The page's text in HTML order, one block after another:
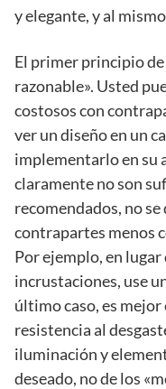
y elegante, y al
El primer principio
razonable». Usted
costosos con
ver un diseño en un
implementarlo en su
claramente no son
recomendados, no se
contrapartes menos
Por ejemplo, en
incrustaciones, use
último caso, es
resistencia al
iluminación y
deseado, no de los